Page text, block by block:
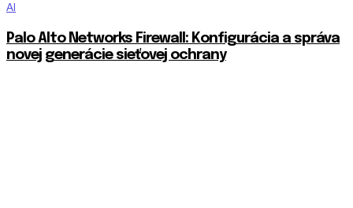
AI
Palo Alto Networks Firewall: Konfigurácia a správa
novej generácie sieťovej ochrany